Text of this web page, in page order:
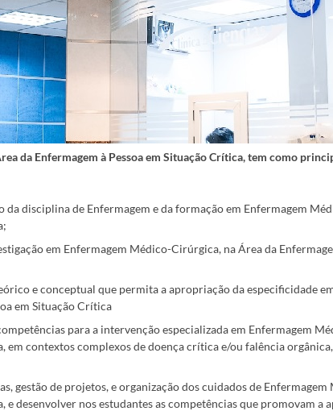
da Enfermagem à Pessoa em Situação Crítica, tem como
disciplina de Enfermagem e da formação em Enfermagem
em Enfermagem Médico-Cirúrgica, na Área da
e conceptual que permita a apropriação da especificidade
em Situação Crítica
para a intervenção especializada em Enfermagem
em contextos complexos de doença crítica e/ou falência
gestão de projetos, e organização dos cuidados de
e desenvolver nos estudantes as competências que promovam a